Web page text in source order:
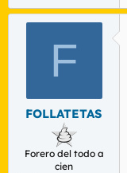
F
FOLLATETAS
Forero del todo a
cien